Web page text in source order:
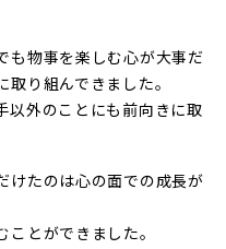
も物事を楽しむ心が大事だ
り組んできました。
以外のことにも前向きに取
けたのは心の面での成長が
とができました。